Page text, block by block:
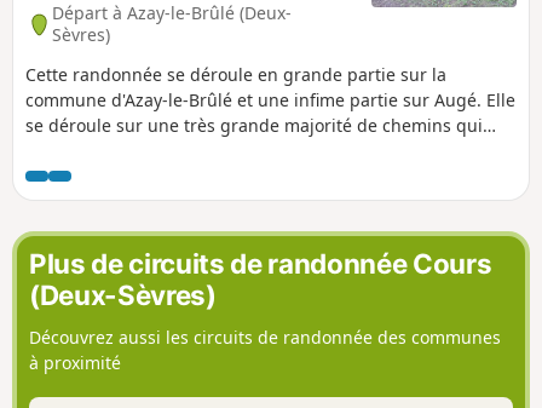
Départ à Azay-le-Brûlé (Deux-
Sèvres)
Cette randonnée se déroule en grande partie sur la
commune d'Azay-le-Brûlé et une infime partie sur Augé. Elle
se déroule sur une très grande majorité de chemins qui
permet de traverser quelques jolis hameaux aux maisons
restaurées, de découvrir des lavoirs et des passerelles.
Plus de circuits de randonnée Cours
(Deux-Sèvres)
Découvrez aussi les circuits de randonnée des communes
à proximité